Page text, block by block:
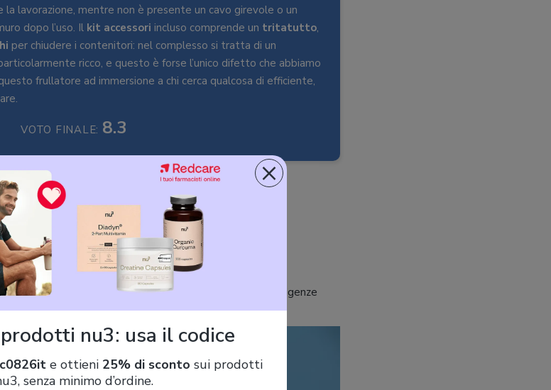
la lavorazione, mentre non è presente un cavo girevole o un
dopo l’uso. Il kit accessori incluso comprende un tritatutto,
per chiudere i contenitori: nel complesso si tratta di un
ricco, e questo è forse l’unico difetto che abbiamo
frullatore ad immersione a chi cerca qualcosa di efficiente,
VOTO FINALE: 8.3
decisivi per la scelta del
voto 9
il frullatore ad immersione più adatto alle proprie esigenze
principali, ovvero potenza e tipo di motore.
×
nu3: usa il codice
e ottieni 25% di sconto sui prodotti
senza minimo d’ordine.